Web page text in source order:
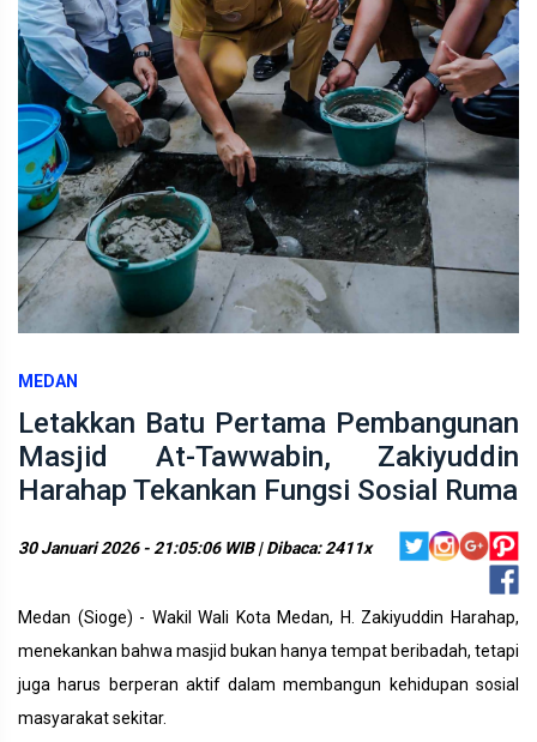
MEDAN
Letakkan Batu Pertama Pembangunan
Masjid At-Tawwabin, Zakiyuddin
Harahap Tekankan Fungsi Sosial Ruma
30 Januari 2026 - 21:05:06 WIB | Dibaca: 2411x
Medan (Sioge) - Wakil Wali Kota Medan, H. Zakiyuddin Harahap,
menekankan bahwa masjid bukan hanya tempat beribadah, tetapi
juga harus berperan aktif dalam membangun kehidupan sosial
masyarakat sekitar.